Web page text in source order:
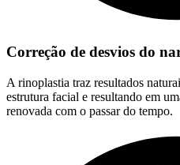
Correção de desvios do
A rinoplastia traz resultados
estrutura facial e resultando em
renovada com o passar do tempo.